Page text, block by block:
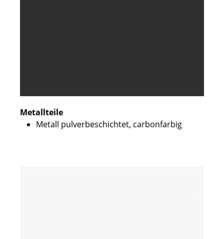
Metallteile
Metall pulverbeschichtet, carbonfarbig